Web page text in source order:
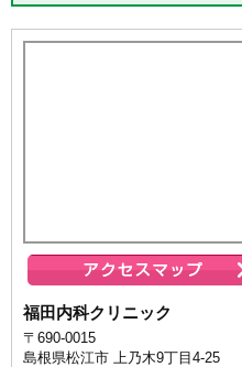
福田内科クリニック
〒690-0015
島根県松江市 上乃木9丁目4-25